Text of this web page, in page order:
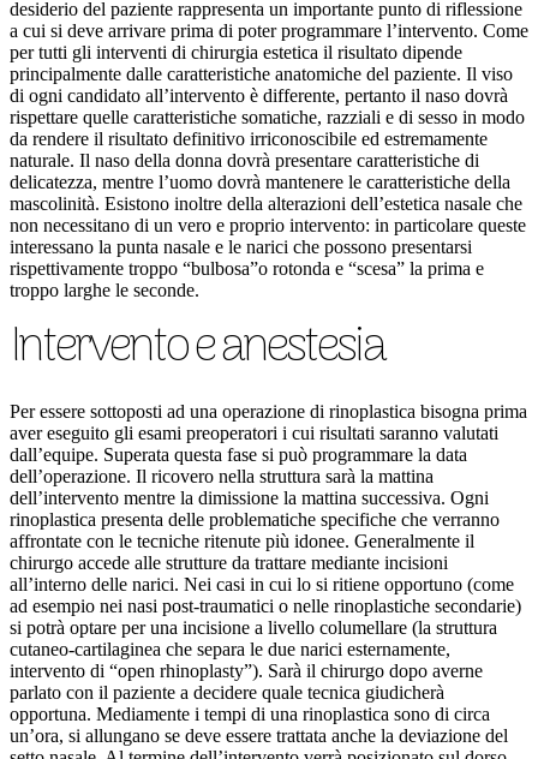
desiderio del paziente rappresenta un importante punto di riflessione
a cui si deve arrivare prima di poter programmare l’intervento. Come
per tutti gli interventi di chirurgia estetica il risultato dipende
principalmente dalle caratteristiche anatomiche del paziente. Il viso
di ogni candidato all’intervento è differente, pertanto il naso dovrà
rispettare quelle caratteristiche somatiche, razziali e di sesso in modo
da rendere il risultato definitivo irriconoscibile ed estremamente
naturale. Il naso della donna dovrà presentare caratteristiche di
delicatezza, mentre l’uomo dovrà mantenere le caratteristiche della
mascolinità. Esistono inoltre della alterazioni dell’estetica nasale che
non necessitano di un vero e proprio intervento: in particolare queste
interessano la punta nasale e le narici che possono presentarsi
rispettivamente troppo “bulbosa”o rotonda e “scesa” la prima e
troppo larghe le seconde.
Intervento e anestesia
Per essere sottoposti ad una operazione di rinoplastica bisogna prima
aver eseguito gli esami preoperatori i cui risultati saranno valutati
dall’equipe. Superata questa fase si può programmare la data
dell’operazione. Il ricovero nella struttura sarà la mattina
dell’intervento mentre la dimissione la mattina successiva. Ogni
rinoplastica presenta delle problematiche specifiche che verranno
affrontate con le tecniche ritenute più idonee. Generalmente il
chirurgo accede alle strutture da trattare mediante incisioni
all’interno delle narici. Nei casi in cui lo si ritiene opportuno (come
ad esempio nei nasi post-traumatici o nelle rinoplastiche secondarie)
si potrà optare per una incisione a livello columellare (la struttura
cutaneo-cartilaginea che separa le due narici esternamente,
intervento di “open rhinoplasty”). Sarà il chirurgo dopo averne
parlato con il paziente a decidere quale tecnica giudicherà
opportuna. Mediamente i tempi di una rinoplastica sono di circa
un’ora, si allungano se deve essere trattata anche la deviazione del